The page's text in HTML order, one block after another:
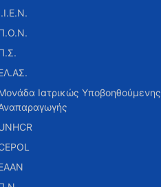
Ιατρικώς Υποβοηθούμενης